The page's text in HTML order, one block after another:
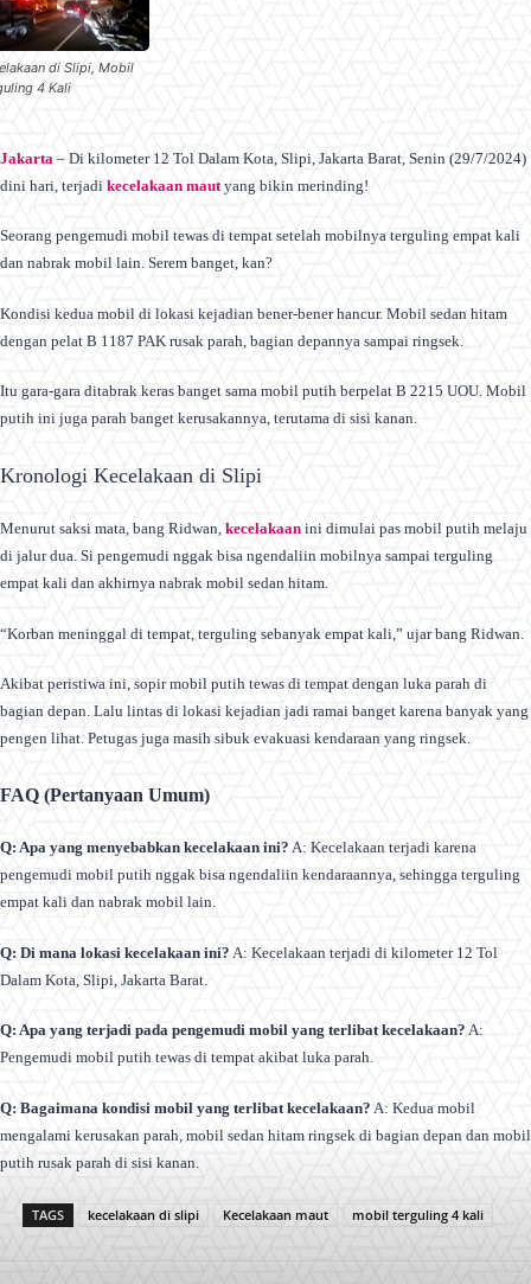
di Slipi, Mobil
4 Kali
Jakarta – Di kilometer 12 Tol Dalam Kota, Slipi, Jakarta Barat, Senin (29/7/2024)
dini hari, terjadi kecelakaan maut yang bikin merinding!
Seorang pengemudi mobil tewas di tempat setelah mobilnya terguling empat kali
dan nabrak mobil lain. Serem banget, kan?
Kondisi kedua mobil di lokasi kejadian bener-bener hancur. Mobil sedan hitam
dengan pelat B 1187 PAK rusak parah, bagian depannya sampai ringsek.
Itu gara-gara ditabrak keras banget sama mobil putih berpelat B 2215 UOU. Mobil
putih ini juga parah banget kerusakannya, terutama di sisi kanan.
Kronologi Kecelakaan di Slipi
Menurut saksi mata, bang Ridwan, kecelakaan ini dimulai pas mobil putih melaju
di jalur dua. Si pengemudi nggak bisa ngendaliin mobilnya sampai terguling
empat kali dan akhirnya nabrak mobil sedan hitam.
“Korban meninggal di tempat, terguling sebanyak empat kali,” ujar bang Ridwan.
Akibat peristiwa ini, sopir mobil putih tewas di tempat dengan luka parah di
bagian depan. Lalu lintas di lokasi kejadian jadi ramai banget karena banyak yang
pengen lihat. Petugas juga masih sibuk evakuasi kendaraan yang ringsek.
FAQ (Pertanyaan Umum)
Q: Apa yang menyebabkan kecelakaan ini? A: Kecelakaan terjadi karena
pengemudi mobil putih nggak bisa ngendaliin kendaraannya, sehingga terguling
empat kali dan nabrak mobil lain.
Q: Di mana lokasi kecelakaan ini? A: Kecelakaan terjadi di kilometer 12 Tol
Dalam Kota, Slipi, Jakarta Barat.
Q: Apa yang terjadi pada pengemudi mobil yang terlibat kecelakaan? A:
Pengemudi mobil putih tewas di tempat akibat luka parah.
Q: Bagaimana kondisi mobil yang terlibat kecelakaan? A: Kedua mobil
mengalami kerusakan parah, mobil sedan hitam ringsek di bagian depan dan mobil
putih rusak parah di sisi kanan.
TAGS kecelakaan di slipi Kecelakaan maut mobil terguling 4 kali